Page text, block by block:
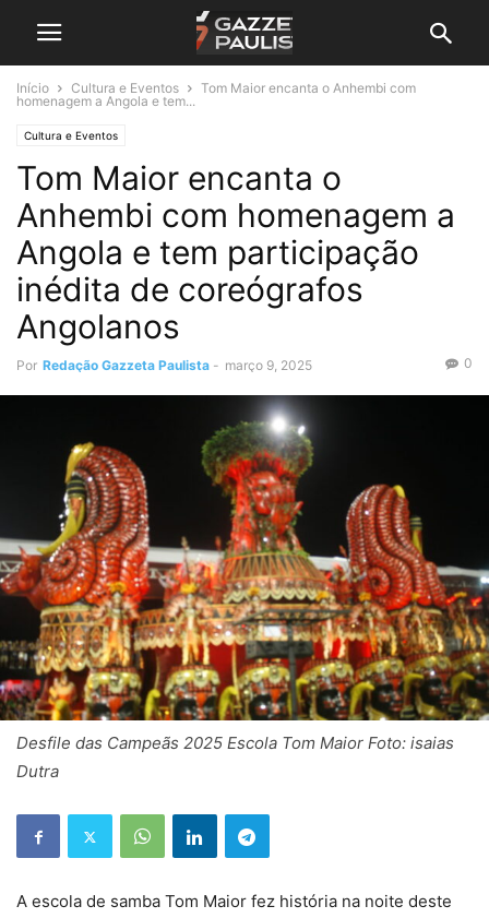
Início Cultura e Eventos
Tom Maior encanta o Anhembi com
homenagem a Angola e tem...
Cultura e Eventos
Tom Maior encanta o
Anhembi com homenagem a
Angola e tem participação
inédita de coreógrafos
Angolanos
Por Redação Gazzeta Paulista - março 9, 2025 0
Desfile das Campeãs 2025 Escola Tom Maior Foto: isaias
Dutra
A escola de samba Tom Maior fez história na noite deste